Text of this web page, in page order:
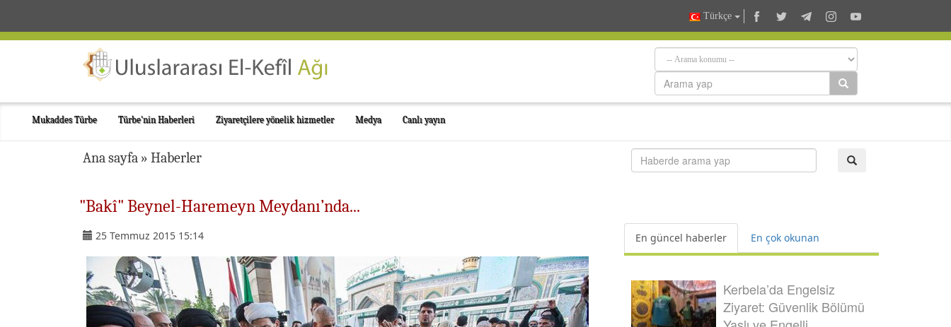
Türkçe
Mukaddes Türbe Türbe'nin Haberleri Ziyaretçilere yönelik hizmetler Medya Canlı yayın
Ana sayfa » Haberler
"Bakî" Beynel-Haremeyn Meydanı’nda...
25 Temmuz 2015 15:14 En güncel haberler En çok okunan
Kerbela’da Engelsiz
Ziyaret: Güvenlik Bölümü